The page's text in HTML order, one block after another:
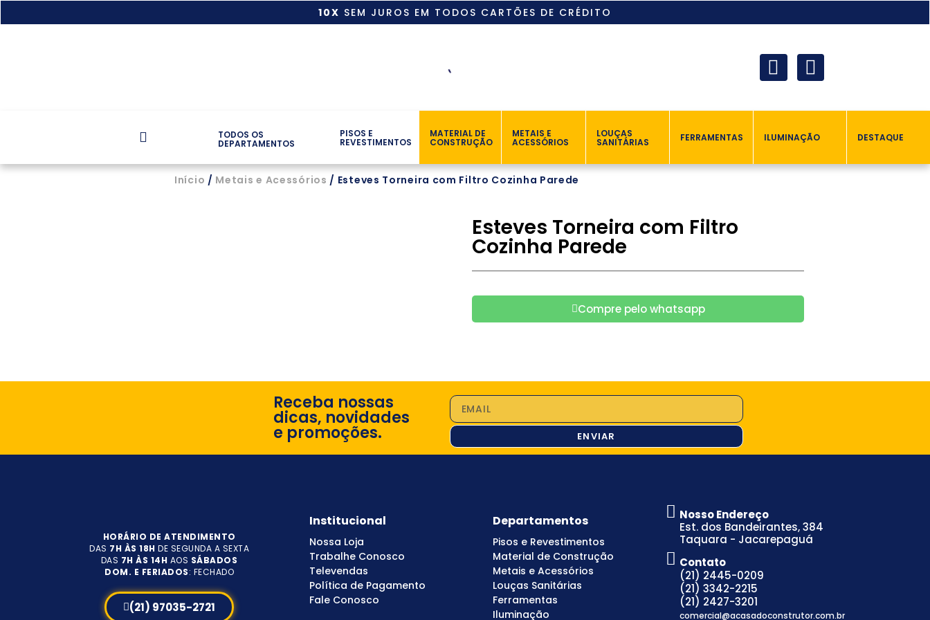
10X SEM JUROS EM TODOS CARTÕES DE CRÉDITO
TODOS OS
DEPARTAMENTOS
PISOS E
REVESTIMENTOS
MATERIAL DE
CONSTRUÇÃO
METAIS E
ACESSÓRIOS
LOUÇAS
SANITÁRIAS FERRAMENTAS ILUMINAÇÃO DESTAQUE
Início / Metais e Acessórios / Esteves Torneira com Filtro Cozinha Parede
Esteves Torneira com Filtro
Cozinha Parede
Compre pelo whatsapp
Receba nossas
dicas, novidades
e promoções. ENVIAR
HORÁRIO DE ATENDIMENTO
DAS 7H ÀS 18H DE SEGUNDA A SEXTA
DAS 7H ÀS 14H AOS SÁBADOS
DOM. E FERIADOS: FECHADO
(21) 97035-2721
Institucional
Nossa Loja
Trabalhe Conosco
Televendas
Política de Pagamento
Fale Conosco
Departamentos
Pisos e Revestimentos
Material de Construção
Metais e Acessórios
Louças Sanitárias
Ferramentas
Iluminação
Nosso Endereço
Est. dos Bandeirantes, 384
Taquara - Jacarepaguá
Contato
(21) 2445-0209
(21) 3342-2215
(21) 2427-3201
comercial@acasadoconstrutor.com.br